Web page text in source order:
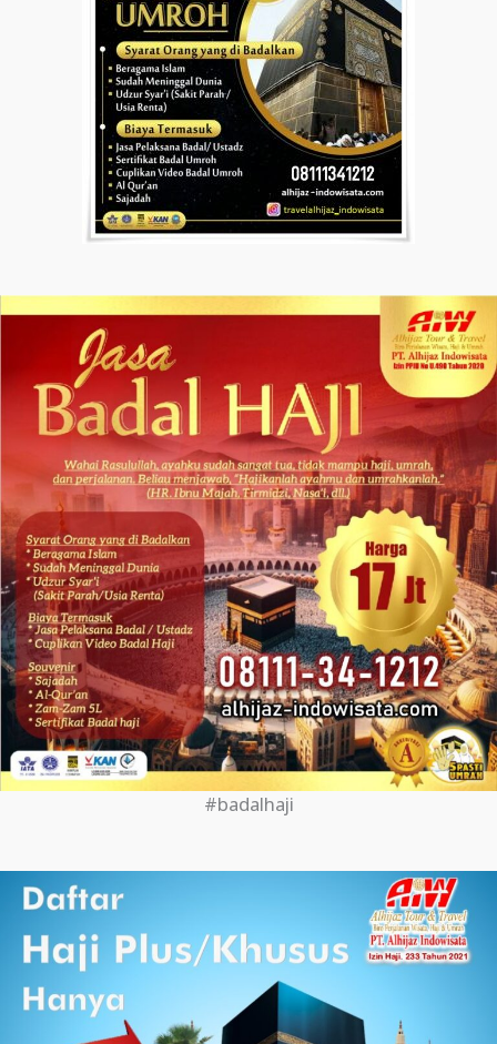
#badalhaji